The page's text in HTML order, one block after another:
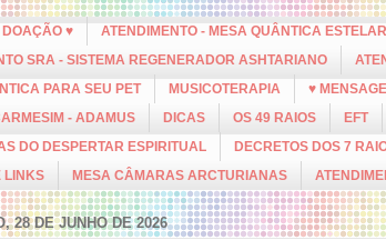
DOAÇÃO ♥ ATENDIMENTO - MESA QUÂNTICA ESTELAR
SRA - SISTEMA REGENERADOR ASHTARIANO
PARA SEU PET
MUSICOTERAPIA ♥
- ADAMUS
DICAS OS 49 RAIOS EFT
DO DESPERTAR ESPIRITUAL
DECRETOS DOS 7
LINKS
MESA CÂMARAS ARCTURIANAS
28 DE JUNHO DE 2026